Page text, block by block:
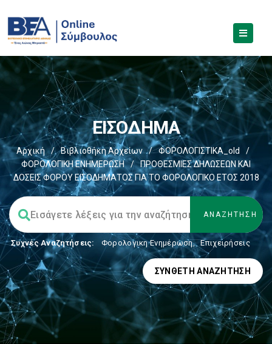
ΕΙΣΟΔΗΜΑ
Αρχική / Βιβλιοθήκη Αρχείων / ΦΟΡΟΛΟΓΙΣΤΙΚΑ_old
/
ΦΟΡΟΛΟΓΙΚΗ ΕΝΗΜΕΡΩΣΗ
/
ΠΡΟΘΕΣΜΙΕΣ ΔΗΛΩΣΕΩΝ ΚΑΙ
ΔΟΣΕΙΣ ΦΟΡΟΥ ΕΙΣΟΔΗΜΑΤΟΣ ΓΙΑ ΤΟ ΦΟΡΟΛΟΓΙΚΟ ΕΤΟΣ 2018
Συχνές Αναζητήσεις: Φορολογικη Ενημέρωση, Επιχειρήσεις
ΣΎΝΘΕΤΗ ΑΝΑΖΉΤΗΣΗ